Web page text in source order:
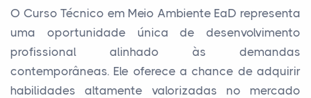
O Curso Técnico em Meio Ambiente EaD representa
uma oportunidade única de desenvolvimento
profissional alinhado às demandas
contemporâneas. Ele oferece a chance de adquirir
habilidades altamente valorizadas no mercado